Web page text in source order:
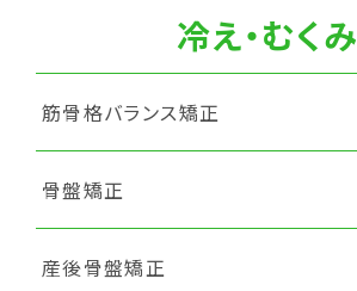
冷え・むくみ
筋骨格バランス矯正
骨盤矯正
産後骨盤矯正